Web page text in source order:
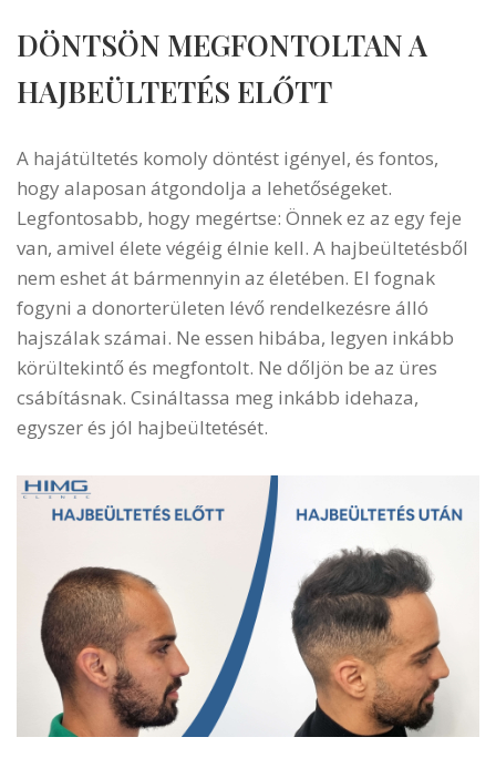
DÖNTSÖN MEGFONTOLTAN A
HAJBEÜLTETÉS ELŐTT
A hajátültetés komoly döntést igényel, és fontos,
hogy alaposan átgondolja a lehetőségeket.
Legfontosabb, hogy megértse: Önnek ez az egy feje
van, amivel élete végéig élnie kell. A hajbeültetésből
nem eshet át bármennyin az életében. El fognak
fogyni a donorterületen lévő rendelkezésre álló
hajszálak számai. Ne essen hibába, legyen inkább
körültekintő és megfontolt. Ne dőljön be az üres
csábításnak. Csináltassa meg inkább idehaza,
egyszer és jól hajbeültetését.